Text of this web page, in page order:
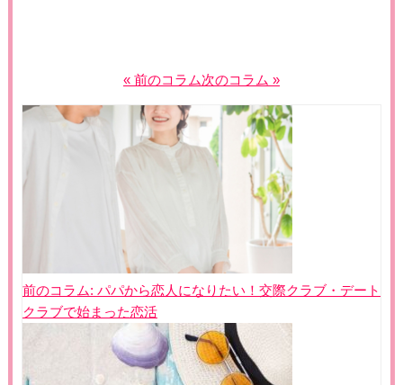
« 前のコラム次のコラム »
ョ
ン
前のコラム: パパから恋人になりたい！交際クラブ・デート
クラブで始まった恋活